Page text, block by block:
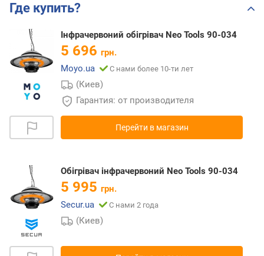
Где купить?
Інфрачервоний обігрівач Neo Tools 90-034
5 696 грн.
Moyo.ua
С нами более 10-ти лет
(Киев)
Гарантия: от производителя
Перейти в магазин
Обігрівач інфрачервоний Neo Tools 90-034
5 995 грн.
Secur.ua
С нами 2 года
(Киев)